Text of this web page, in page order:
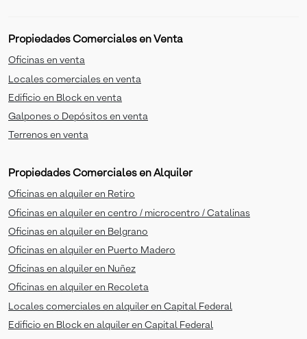
Propiedades Comerciales en Venta
Oficinas en venta
Locales comerciales en venta
Edificio en Block en venta
Galpones o Depósitos en venta
Terrenos en venta
Propiedades Comerciales en Alquiler
Oficinas en alquiler en Retiro
Oficinas en alquiler en centro / microcentro / Catalinas
Oficinas en alquiler en Belgrano
Oficinas en alquiler en Puerto Madero
Oficinas en alquiler en Nuñez
Oficinas en alquiler en Recoleta
Locales comerciales en alquiler en Capital Federal
Edificio en Block en alquiler en Capital Federal